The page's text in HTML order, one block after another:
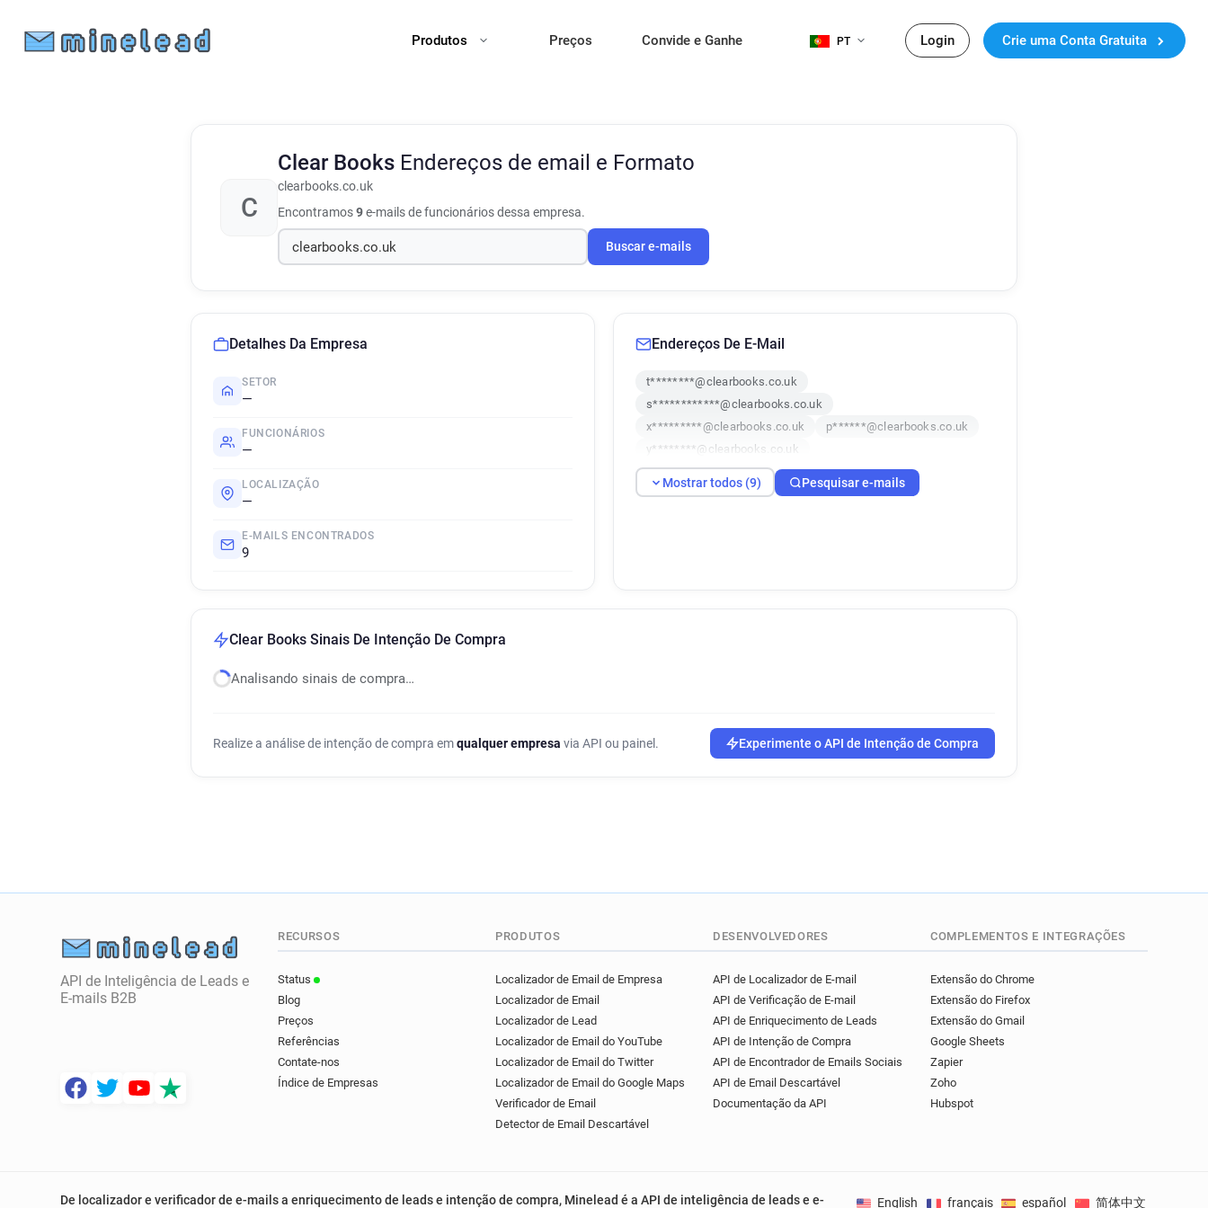
Produtos Preços Convide e Ganhe PT Login Crie uma Conta Gratuita
C
Clear Books Endereços de email e Formato
clearbooks.co.uk
Encontramos9e-mails de funcionários dessa empresa.
Buscar e-mails
Detalhes Da Empresa
SETOR
—
FUNCIONÁRIOS
—
LOCALIZAÇÃO
—
E-MAILS ENCONTRADOS
9
Endereços De E-Mail
t********@clearbooks.co.uk
s************@clearbooks.co.uk
x*********@clearbooks.co.uk
p******@clearbooks.co.uk
y********@clearbooks.co.uk
k***********@clearbooks.co.uk
g**********@clearbooks.co.uk
Mostrar todos (9) Pesquisar e-mails
Clear Books Sinais De Intenção De Compra
Analisando sinais de compra…
Realize a análise de intenção de compra emqualquer empresa via API ou painel. Experimente o API de Intenção de Compra
API de Inteligência de Leads e
E-mails B2B
RECURSOS
Status
Blog
Preços
Referências
Contate-nos
Índice de Empresas
PRODUTOS
Localizador de Email de Empresa
Localizador de Email
Localizador de Lead
Localizador de Email do YouTube
Localizador de Email do Twitter
Localizador de Email do Google Maps
Verificador de Email
Detector de Email Descartável
DESENVOLVEDORES
API de Localizador de E-mail
API de Verificação de E-mail
API de Enriquecimento de Leads
API de Intenção de Compra
API de Encontrador de Emails Sociais
API de Email Descartável
Documentação da API
COMPLEMENTOS E INTEGRAÇÕES
Extensão do Chrome
Extensão do Firefox
Extensão do Gmail
Google Sheets
Zapier
Zoho
Hubspot
De localizador e verificador de e-mails a enriquecimento de leads e intenção de compra, Minelead é a API de inteligência de leads e e-
English français español 简体中文